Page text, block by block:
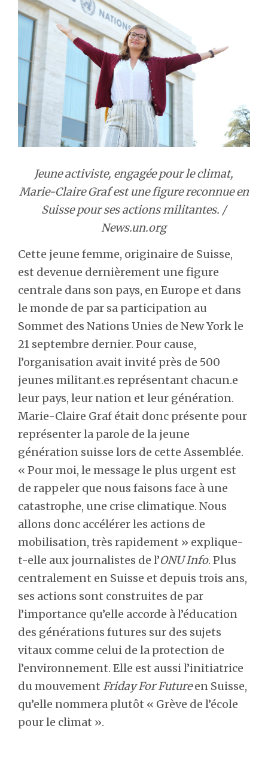
Jeune activiste, engagée pour le climat,
Marie-Claire Graf est une figure reconnue en
Suisse pour ses actions militantes. /
News.un.org
Cette jeune femme, originaire de Suisse,
est devenue dernièrement une figure
centrale dans son pays, en Europe et dans
le monde de par sa participation au
Sommet des Nations Unies de New York le
21 septembre dernier. Pour cause,
l’organisation avait invité près de 500
jeunes militant.es représentant chacun.e
leur pays, leur nation et leur génération.
Marie-Claire Graf était donc présente pour
représenter la parole de la jeune
génération suisse lors de cette Assemblée.
« Pour moi, le message le plus urgent est
de rappeler que nous faisons face à une
catastrophe, une crise climatique. Nous
allons donc accélérer les actions de
mobilisation, très rapidement » explique-
t-elle aux journalistes de l’ONU Info. Plus
centralement en Suisse et depuis trois ans,
ses actions sont construites de par
l’importance qu’elle accorde à l’éducation
des générations futures sur des sujets
vitaux comme celui de la protection de
l’environnement. Elle est aussi l’initiatrice
du mouvement Friday For Futureen Suisse,
qu’elle nommera plutôt « Grève de l’école
pour le climat ».